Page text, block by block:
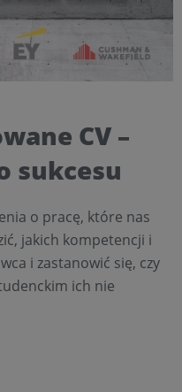
CV –
sukcesu
o pracę, które nas
jakich kompetencji i
i zastanowić się, czy
ich nie